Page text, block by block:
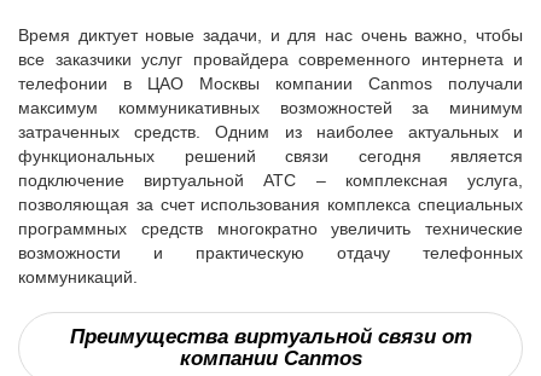
Время диктует новые задачи, и для нас очень важно, чтобы
все заказчики услуг провайдера современного интернета и
телефонии в ЦАО Москвы компании Canmos получали
максимум коммуникативных возможностей за минимум
затраченных средств. Одним из наиболее актуальных и
функциональных решений связи сегодня является
подключение виртуальной АТС – комплексная услуга,
позволяющая за счет использования комплекса специальных
программных средств многократно увеличить технические
возможности и практическую отдачу телефонных
коммуникаций.
Преимущества виртуальной связи от
компании Canmos